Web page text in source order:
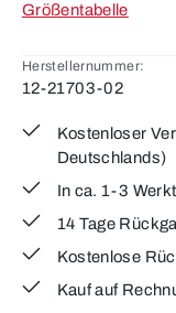
Größentabelle
Herstellernummer:
12-21703-02
Kostenloser
Deutschlands)
In ca. 1-3
14 Tage
Kostenlose
Kauf auf